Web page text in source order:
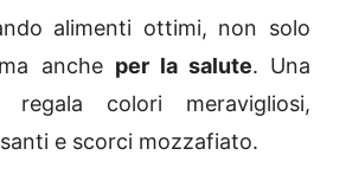
alimenti ottimi, non solo
anche per la salute. Una
regala colori meravigliosi,
e scorci mozzafiato.